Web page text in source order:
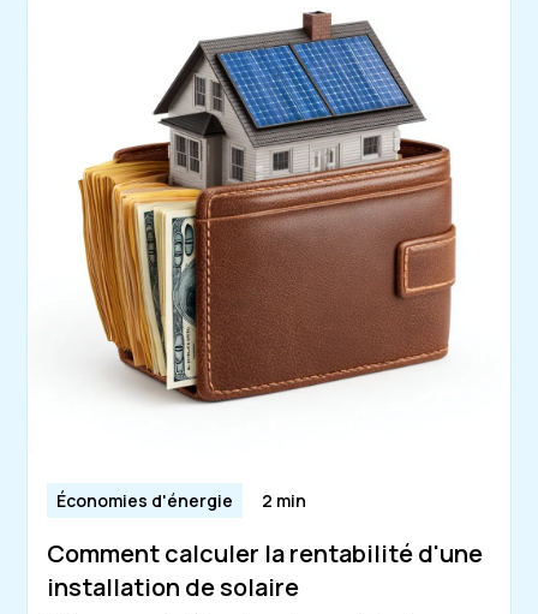
Économies d'énergie 2 min
Comment calculer la rentabilité d'une
installation de solaire